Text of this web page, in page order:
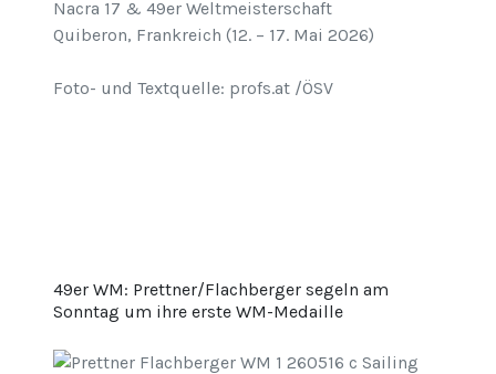
Nacra 17 & 49er Weltmeisterschaft
Quiberon, Frankreich (12. – 17. Mai 2026)
Foto- und Textquelle: profs.at /ÖSV
49er WM: Prettner/Flachberger segeln am
Sonntag um ihre erste WM-Medaille